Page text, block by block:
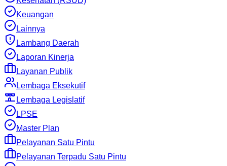
Keuangan
Lainnya
Lambang Daerah
Laporan Kinerja
Layanan Publik
Lembaga Eksekutif
Lembaga Legislatif
LPSE
Master Plan
Pelayanan Satu Pintu
Pelayanan Terpadu Satu Pintu